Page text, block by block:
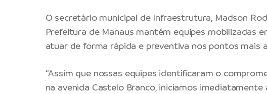
O secretário municipal de Infraestrutura, Madson
Prefeitura de Manaus mantém equipes mobilizadas
atuar de forma rápida e preventiva nos pontos mais
“Assim que nossas equipes identificaram o
na avenida Castelo Branco, iniciamos